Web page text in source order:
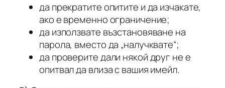
да прекратите опитите и да изчакате,
ако е временно ограничение;
да използвате възстановяване на
парола, вместо да „налучквате“;
да проверите дали някой друг не е
опитвал да влиза с вашия имейл.